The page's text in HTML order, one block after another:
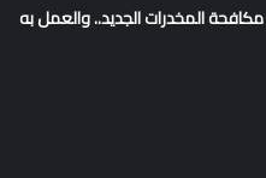
المخدرات الجديد.. والعمل به